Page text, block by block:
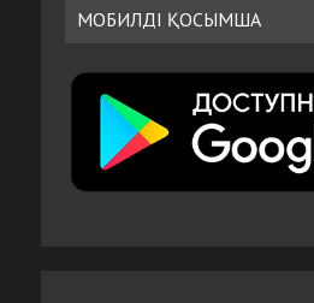
МОБИЛДІ ҚОСЫМША